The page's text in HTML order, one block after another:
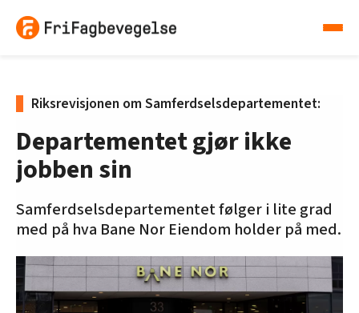
Riksrevisjonen om Samferdselsdepartementet:
Departementet gjør ikke
jobben sin
Samferdselsdepartementet følger i lite grad
med på hva Bane Nor Eiendom holder på med.